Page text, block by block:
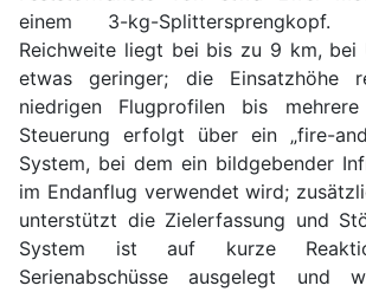
einem 3-kg-
Reichweite liegt bei bis zu 9 km, bei
etwas geringer; die Einsatzhöhe
niedrigen Flugprofilen bis
Steuerung erfolgt über ein „fire-
System, bei dem ein bildgebender
im Endanflug verwendet wird;
unterstützt die Zielerfassung und
System ist auf kurze
Serienabschüsse ausgelegt und